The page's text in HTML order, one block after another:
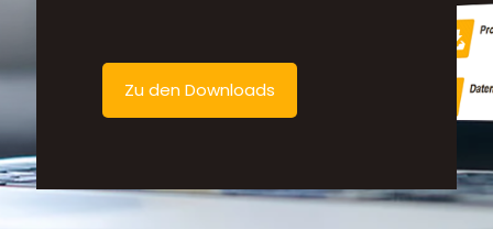
Zu den Downloads